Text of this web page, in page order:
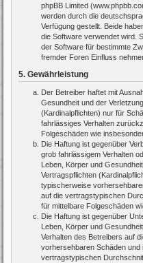
phpBB Limited
werden durch die
Verfügung gestellt. Beide
die Software verwendet wird.
der Software für bestimmte
fremder Foren Einfluss
5. Gewährleistung
Der Betreiber haftet mit
Gesundheit und der
(Kardinalpflichten) nur für
fahrlässiges Verhalten
Folgeschäden wie
Die Haftung ist gegenüber
grob fahrlässigem Verhalten
Leben, Körper und
Vertragspflichten
typischerweise
auf die vertragstypischen
für mittelbare Folgeschäden
Die Haftung ist gegenüber
Leben, Körper und
Verhalten des Betreibers auf
vorhersehbaren Schäden und
vertragstypischen